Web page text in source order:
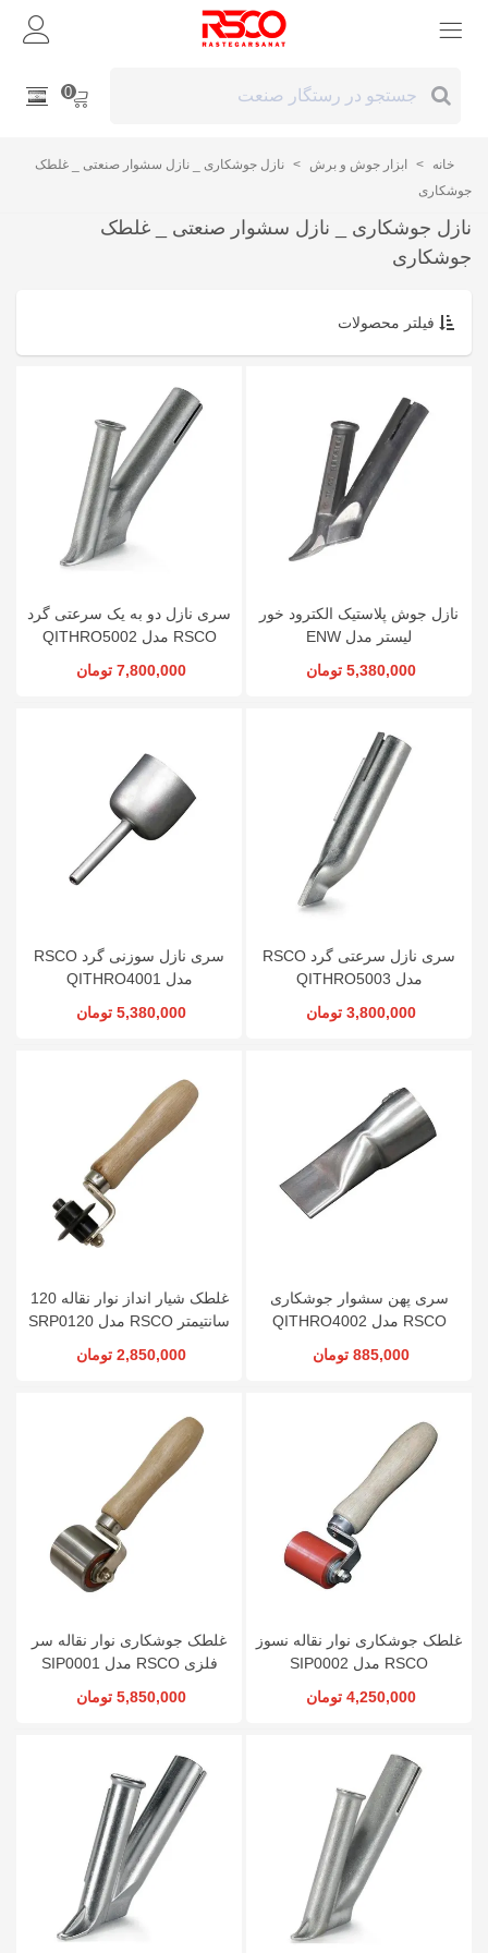
0
خانه > ابزار جوش و برش > نازل جوشکاری _ نازل سشوار صنعتی _ غلطک
جوشکاری
نازل جوشکاری _ نازل سشوار صنعتی _ غلطک
جوشکاری
فیلتر محصولات
نازل جوش پلاستیک الکترود خور
لیستر مدل ENW
5,380,000 تومان
سری نازل دو به یک سرعتی گرد
RSCO مدل QITHRO5002
7,800,000 تومان
سری نازل سرعتی گرد RSCO
مدل QITHRO5003
3,800,000 تومان
سری نازل سوزنی گرد RSCO
مدل QITHRO4001
5,380,000 تومان
سری پهن سشوار جوشکاری
RSCO مدل QITHRO4002
885,000 تومان
غلطک شیار انداز نوار نقاله 120
سانتیمتر RSCO مدل SRP0120
2,850,000 تومان
غلطک جوشکاری نوار نقاله نسوز
RSCO مدل SIP0002
4,250,000 تومان
غلطک جوشکاری نوار نقاله سر
فلزی RSCO مدل SIP0001
5,850,000 تومان